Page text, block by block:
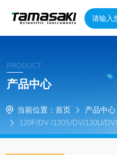
PRODUCT
产品中心
当前位置： 首页 产品中心
120F/DV /120S/DV/120U/
台式泵带114DV泵头